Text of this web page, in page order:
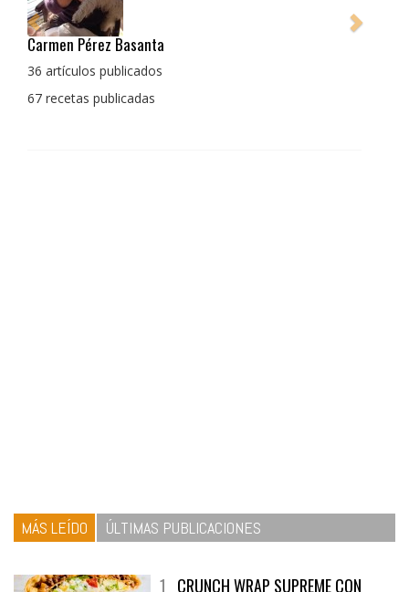
Pedro Manuel Collado Cruz
La cocina para mi es producto bien tratado sin
con un toque diferente